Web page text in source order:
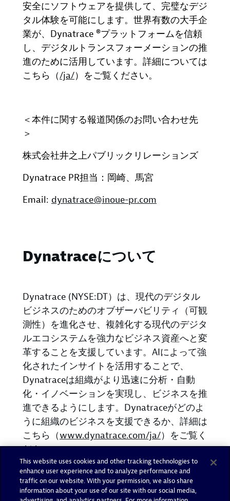
安全にソフトウェアを提供して、完璧なデジ
タル体験を可能にします。世界有数の大手企
業が、 Dynatrace ®プラットフォームを信頼
し、デジタルトランスフォーメーションの推
進のために活用しています。詳細については
こちら （/ja/） をご覧ください。
＜本件に関する報道関係のお問い合わせ先
＞
株式会社井之上パブリックリレーションズ
Dynatrace PR担当：岡崎、馬宮
Email: dynatrace@inoue-pr.com
Dynatraceについて
Dynatrace (NYSE:DT）は、現代のデジタル
ビジネスのためのオブザーバビリティ（可観
測性）を進化させ、複雑化する現代のデジタ
ルエコシステムを強力なビジネス資産へと変
革することを支援しています。AIによって強
化されたインサイトを活用することで、
Dynatraceは組織がより迅速に分析・自動
化・イノベーションを実現し、ビジネスを推
進できるようにします。Dynatraceがどのよ
うに組織のビジネスを支援できるか、詳細は
こちら（www.dynatrace.com/ja/）をご覧く
ださい。
＜本件に関する報道関係のお問
い合わせ先＞
This website uses cookies and other tracking technologies to
enhance user experience and to analyze performance and
traffic on our website. With your permission, we also share
information about your use of our site with our social media,